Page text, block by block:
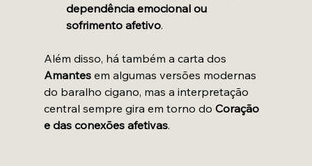
dependência emocional ou
sofrimento afetivo.
Além disso, há também a carta dos
Amantes em algumas versões modernas
do baralho cigano, mas a interpretação
central sempre gira em torno do Coração
e das conexões afetivas.